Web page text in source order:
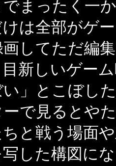
まったく一
は全部がゲ
してただ編
新しいゲー
い」とこぼし
で見るとや
と戦う場面
した構図に